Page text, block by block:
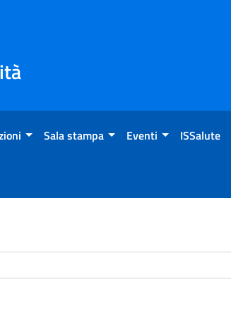
Sala stampa Eventi ISSalute